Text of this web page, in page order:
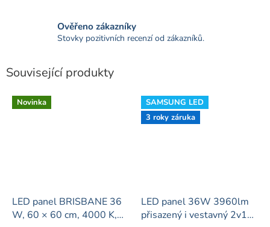
Ověřeno zákazníky
Stovky pozitivních recenzí od zákazníků.
Související produkty
Novinka
LED panel BRISBANE 36
W, 60 × 60 cm, 4000 K,
SAMSUNG LED
3 roky záruka
LED panel 36W 3960lm
přisazený i vestavný 2v1